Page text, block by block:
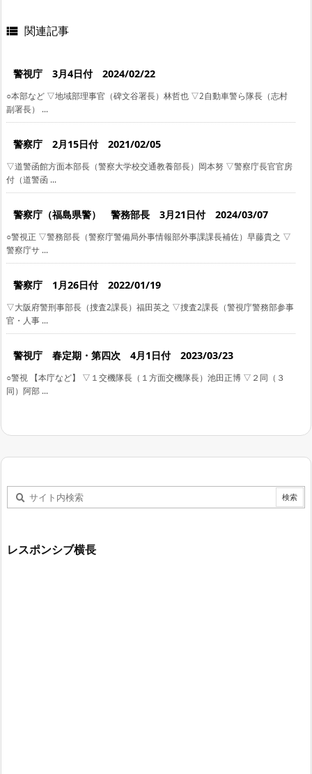
 関連記事
警視庁 3月4日付 2024/02/22
○本部など ▽地域部理事官（碑文谷署長）林哲也 ▽2自動車警ら隊長（志村
副署長） ...
警察庁 2月15日付 2021/02/05
▽道警函館方面本部長（警察大学校交通教養部長）岡本努 ▽警察庁長官官房
付（道警函 ...
警察庁（福島県警） 警務部長 3月21日付 2024/03/07
○警視正 ▽警務部長（警察庁警備局外事情報部外事課課長補佐）早藤貴之 ▽
警察庁サ ...
警察庁 1月26日付 2022/01/19
▽大阪府警刑事部長（捜査2課長）福田英之 ▽捜査2課長（警視庁警務部参事
官・人事 ...
警視庁 春定期・第四次 4月1日付 2023/03/23
○警視 【本庁など】 ▽１交機隊長（１方面交機隊長）池田正博 ▽２同（３
同）阿部 ...
レスポンシブ横長